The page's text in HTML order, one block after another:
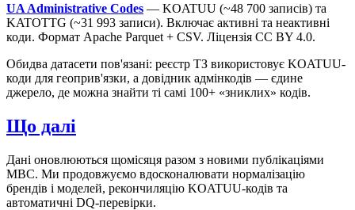
UA Administrative Codes — KOATUU (~48 700 записів) та
KATOTTG (~31 993 записи). Включає активні та неактивні
коди. Формат Apache Parquet + CSV. Ліцензія CC BY 4.0.
Обидва датасети пов'язані: реєстр ТЗ використовує KOATUU-
коди для геоприв'язки, а довідник адмінкодів — єдине
джерело, де можна знайти ті самі 100+ «зниклих» кодів.
Що далі
Дані оновлюються щомісяця разом з новими публікаціями
МВС. Ми продовжуємо вдосконалювати нормалізацію
брендів і моделей, рекончиляцію KOATUU-кодів та
автоматичні DQ-перевірки.